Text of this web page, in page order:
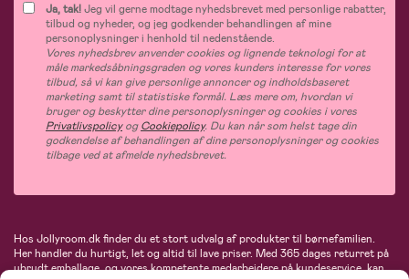
Ja, tak!Jeg vil gerne modtage nyhedsbrevet med personlige rabatter,
tilbud og nyheder, og jeg godkender behandlingen af mine
personoplysninger i henhold til nedenstående.
Vores nyhedsbrev anvender cookies og lignende teknologi for at
måle markedsåbningsgraden og vores kunders interesse for vores
tilbud, så vi kan give personlige annoncer og indholdsbaseret
marketing samt til statistiske formål. Læs mere om, hvordan vi
bruger og beskytter dine personoplysninger og cookies i vores
PrivatlivspolicyogCookiepolicy. Du kan når som helst tage din
godkendelse af behandlingen af dine personoplysninger og cookies
tilbage ved at afmelde nyhedsbrevet.
Hos Jollyroom.dk finder du et stort udvalg af produkter til børnefamilien.
Her handler du hurtigt, let og altid til lave priser. Med 365 dages returret på
ubrudt emballage, og vores kompetente medarbejdere på kundeservice, kan